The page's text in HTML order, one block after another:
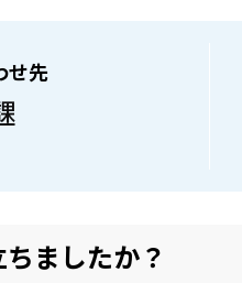
せ先
ましたか？